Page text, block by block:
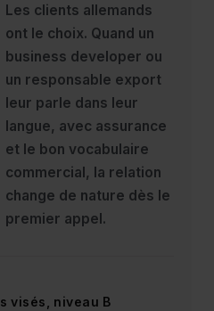
Les clients allemands
ont le choix. Quand un
business developer ou
un responsable export
leur parle dans leur
langue, avec assurance
et le bon vocabulaire
commercial, la relation
change de nature dès le
premier appel.
visés, niveau B